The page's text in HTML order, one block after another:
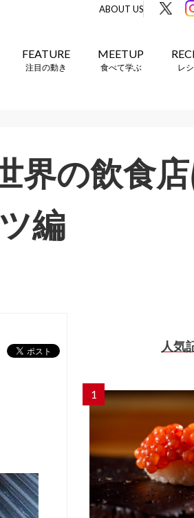
ABOUT US
FEATURE
注目の動き
MEETUP
食べて学ぶ レ
の飲食
編
人気
1